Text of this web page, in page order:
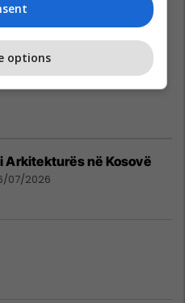
Arkitekturës në Kosovë
07/2026
options